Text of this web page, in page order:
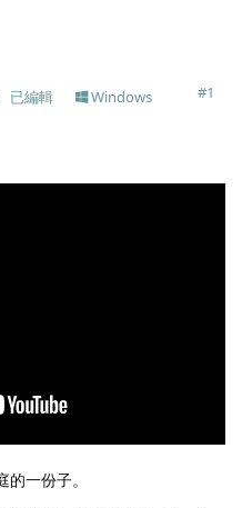
已編輯 #1
Windows
一份子。